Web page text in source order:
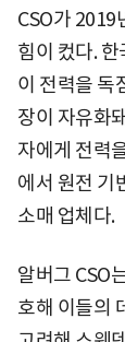
CSO가
힘이 컸다. 한
이 전력을 독
장이 자유화
자에게 전력
에서 원전 기
소매 업체다.
알버그 CSO
호해 이들의